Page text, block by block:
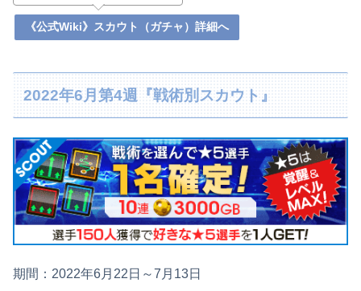
《公式Wiki》スカウト（ガチャ）詳細へ
2022年6月第4週『戦術別スカウト』
期間：2022年6月22日～7月13日